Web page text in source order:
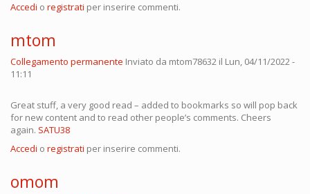
Accedi o registrati per inserire commenti.
mtom
Collegamento permanente Inviato da mtom78632 il Lun, 04/11/2022 -
11:11
Great stuff, a very good read – added to bookmarks so will pop back
for new content and to read other people’s comments. Cheers
again. SATU38
Accedi o registrati per inserire commenti.
omom